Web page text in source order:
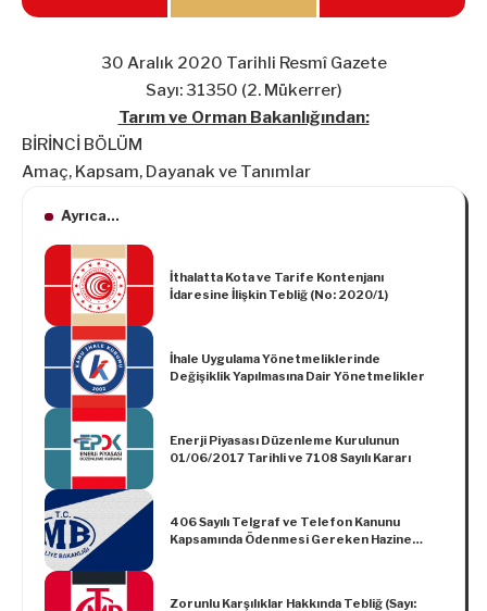
30 Aralık 2020 Tarihli Resmî Gazete
Sayı: 31350 (2. Mükerrer)
Tarım ve Orman Bakanlığından:
BİRİNCİ BÖLÜM
Amaç, Kapsam, Dayanak ve Tanımlar
Ayrıca...
İthalatta Kota ve Tarife Kontenjanı
İdaresine İlişkin Tebliğ (No: 2020/1)
İhale Uygulama Yönetmeliklerinde
Değişiklik Yapılmasına Dair Yönetmelikler
Enerji Piyasası Düzenleme Kurulunun
01/06/2017 Tarihli ve 7108 Sayılı Kararı
406 Sayılı Telgraf ve Telefon Kanunu
Kapsamında Ödenmesi Gereken Hazine
Zorunlu Karşılıklar Hakkında Tebliğ (Sayı: